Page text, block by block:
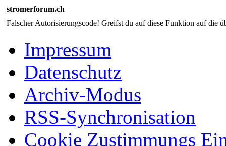
stromerforum.ch
Falscher Autorisierungscode! Greifst du auf diese Funktion auf die
Impressum
Datenschutz
Archiv-Modus
RSS-Synchronisation
Cookie Zustimmungs